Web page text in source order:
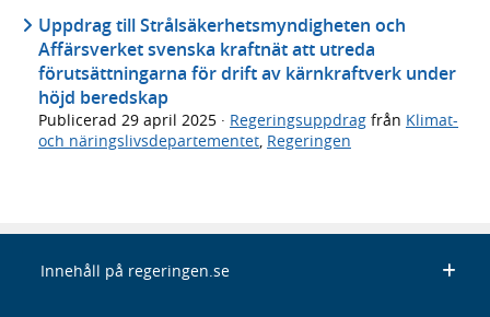
Uppdrag till Strålsäkerhetsmyndigheten och
Affärsverket svenska kraftnät att utreda
förutsättningarna för drift av kärnkraftverk under
höjd beredskap
Publicerad 29 april 2025 · Regeringsuppdrag från Klimat-
och näringslivsdepartementet Regeringen
Innehåll på regeringen.se